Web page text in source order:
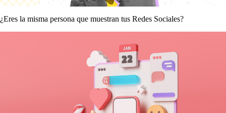
¿Eres la misma persona que muestran tus Redes Sociales?